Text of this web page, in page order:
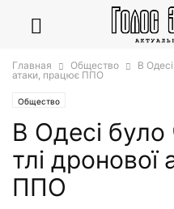
Главная Общество
В
атаки, працює ППО
Общество
В Одесі було
тлі
ППО